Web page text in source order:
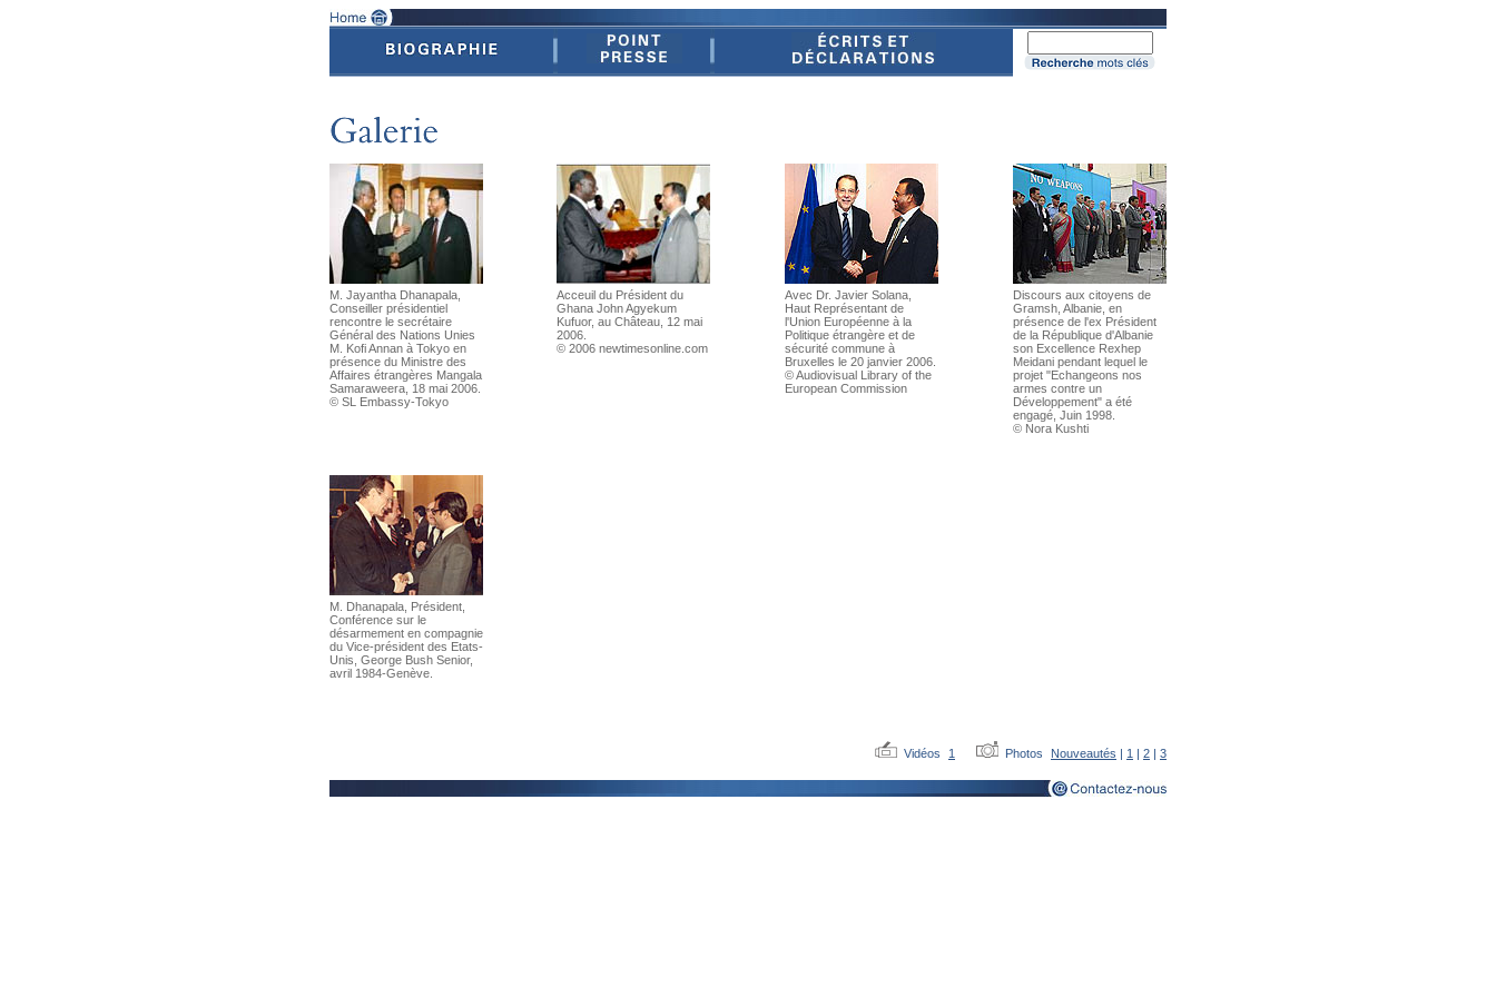
M. Jayantha Dhanapala,
Conseiller présidentiel
rencontre le secrétaire
Général des Nations Unies
M. Kofi Annan à Tokyo en
présence du Ministre des
Affaires étrangères Mangala
Samaraweera, 18 mai 2006.
© SL Embassy-Tokyo
Acceuil du Président du
Ghana John Agyekum
Kufuor, au Château, 12 mai
2006.
© 2006 newtimesonline.com
Avec Dr. Javier Solana,
Haut Représentant de
l'Union Européenne à la
Politique étrangère et de
sécurité commune à
Bruxelles le 20 janvier 2006.
© Audiovisual Library of the
European Commission
Discours aux citoyens de
Gramsh, Albanie, en
présence de l'ex Président
de la République d'Albanie
son Excellence Rexhep
Meidani pendant lequel le
projet "Echangeons nos
armes contre un
Développement" a été
engagé, Juin 1998.
© Nora Kushti
M. Dhanapala, Président,
Conférence sur le
désarmement en compagnie
du Vice-président des Etats-
Unis, George Bush Senior,
avril 1984-Genève.
Vidéos 1 Photos Nouveautés | 1 | 2 | 3